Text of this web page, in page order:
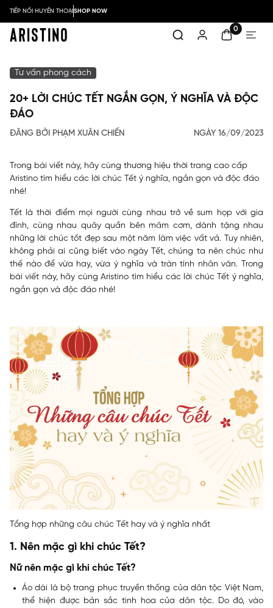
TIẾP NỐI HUYỀN THOẠISHOP NOW
0
Tư vấn phong cách
20+ LỜI CHÚC TẾT NGẮN GỌN, Ý NGHĨA VÀ ĐỘC
ĐÁO
ĐĂNG BỞI PHẠM XUÂN CHIẾN NGÀY 16/09/2023
Trong bài viết này, hãy cùng thương hiệu thời trang cao cấp
Aristino tìm hiểu các lời chúc Tết ý nghĩa, ngắn gọn và độc đáo
nhé!
Tết là thời điểm mọi người cùng nhau trở về sum họp với gia
đình, cùng nhau quây quần bên mâm cơm, dành tặng nhau
những lời chúc tốt đẹp sau một năm làm việc vất vả. Tuy nhiên,
không phải ai cũng biết vào ngày Tết, chúng ta nên chúc như
thế nào để vừa hay, vừa ý nghĩa và tràn tính nhân văn. Trong
bài viết này, hãy cùngAristino tìm hiểu các lời chúc Tết ý nghĩa,
ngắn gọn và độc đáo nhé!
Tổng hợp những câu chúc Tết hay và ý nghĩa nhất
1. Nên mặc gì khi chúc Tết?
Nữ nên mặc gì khi chúc Tết?
Áo dài là bộ trang phục truyền thống của dân tộc Việt Nam,
thể hiện được bản sắc tinh hoa của dân tộc. Do đó, vào